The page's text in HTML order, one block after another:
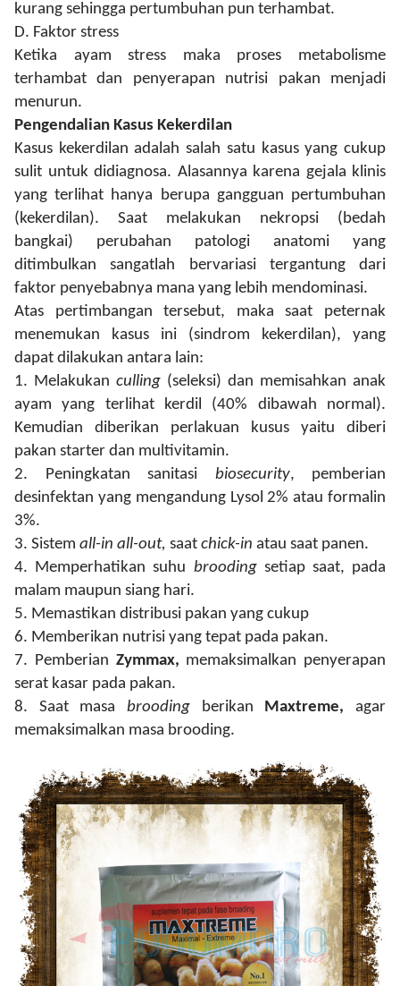
kurang sehingga pertumbuhan pun terhambat.
D. Faktor stress
Ketika ayam stress maka proses metabolisme
terhambat dan penyerapan nutrisi pakan menjadi
menurun.
Pengendalian Kasus Kekerdilan
Kasus kekerdilan adalah salah satu kasus yang cukup
sulit untuk didiagnosa. Alasannya karena gejala klinis
yang terlihat hanya berupa gangguan pertumbuhan
(kekerdilan). Saat melakukan nekropsi (bedah
bangkai) perubahan patologi anatomi yang
ditimbulkan sangatlah bervariasi tergantung dari
faktor penyebabnya mana yang lebih mendominasi.
Atas pertimbangan tersebut, maka saat peternak
menemukan kasus ini (sindrom kekerdilan), yang
dapat dilakukan antara lain:
1. Melakukan culling (seleksi) dan memisahkan anak
ayam yang terlihat kerdil (40% dibawah normal).
Kemudian diberikan perlakuan kusus yaitu diberi
pakan starter dan multivitamin.
2. Peningkatan sanitasi biosecurity, pemberian
desinfektan yang mengandung Lysol 2% atau formalin
3%.
3. Sistem all-in all-out, saat chick-in atau saat panen.
4. Memperhatikan suhu broodingsetiap saat, pada
malam maupun siang hari.
5. Memastikan distribusi pakan yang cukup
6. Memberikan nutrisi yang tepat pada pakan.
7. Pemberian Zymmax, memaksimalkan penyerapan
serat kasar pada pakan.
8. Saat masabrooding berikan Maxtreme,agar
memaksimalkan masa brooding.